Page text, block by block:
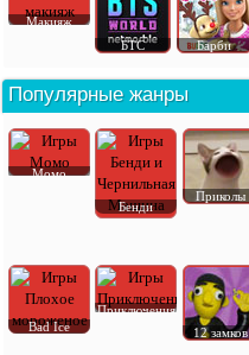
Макияж
БТС
Барби
Популярные жанры
Момо
Бенди
Приколы
Bad Ice
Приключения
12 замков